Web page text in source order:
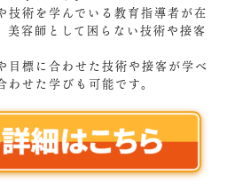
技術を学んでいる教育指導者が在
美容師として困らない技術や接客
目標に合わせた技術や接客が学べ
せた学びも可能です。